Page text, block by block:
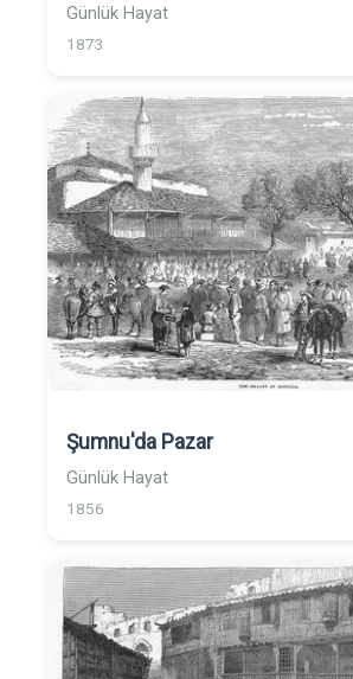
Günlük Hayat
1873
Şumnu'da Pazar
Günlük Hayat
1856